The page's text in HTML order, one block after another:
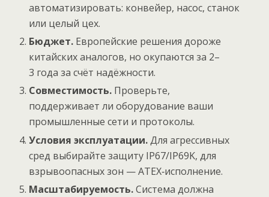
автоматизировать: конвейер, насос, станок
или целый цех.
Бюджет. Европейские решения дороже
китайских аналогов, но окупаются за 2–
3 года за счёт надёжности.
Совместимость. Проверьте,
поддерживает ли оборудование ваши
промышленные сети и протоколы.
Условия эксплуатации.Для агрессивных
сред выбирайте защиту IP67/IP69K, для
взрывоопасных зон — ATEX‑исполнение.
Масштабируемость.Система должна